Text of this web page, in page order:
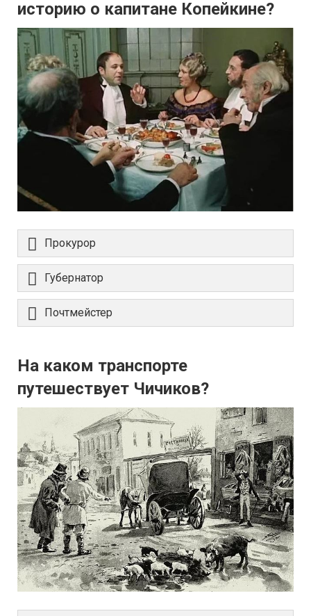
историю о капитане Копейкине?
Прокурор
Губернатор
Почтмейстер
На каком транспорте
путешествует Чичиков?